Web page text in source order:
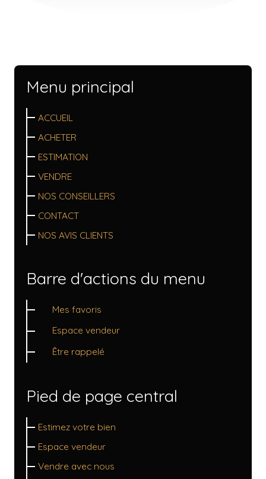
Menu principal
ACCUEIL
ACHETER
ESTIMATION
VENDRE
NOS CONSEILLERS
CONTACT
NOS AVIS CLIENTS
Barre d'actions du menu
Mes favoris
Espace vendeur
Être rappelé
Pied de page central
Estimez votre bien
Espace vendeur
Vendre avec nous